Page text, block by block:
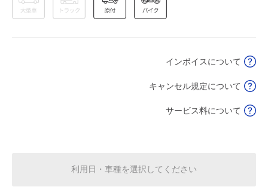
8月16日 (日) 休
インボイスについて
キャンセル規定について
サービス料について
利用日・車種を選択してください